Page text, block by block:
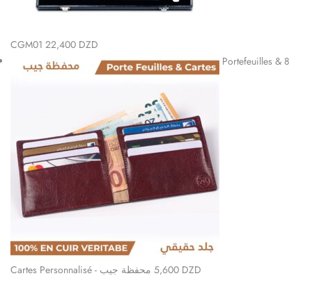
CGM01 22,400 DZD
Portefeuilles & 8
Cartes Personnalisé - محفظة جيب 5,600 DZD